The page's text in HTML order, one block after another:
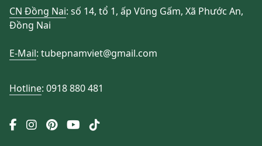
CN Đồng Nai: số 14, tổ 1, ấp Vũng Gấm, Xã Phước An,
Đồng Nai
E-Mail: tubepnamviet@gmail.com
Hotline: 0918 880 481